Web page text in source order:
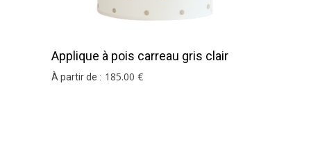
Applique à pois carreau gris clair
À partir de : 185.00 €